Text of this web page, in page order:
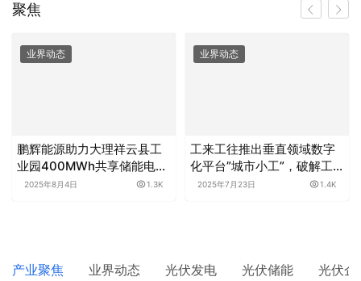
聚焦
业界动态
工来工往推出垂直领域数字
化平台”城市小工”，破解工
业安装行业资源匹配难题
2025年7月23日 1.4K
产业聚焦
重磅！越疆全球首推“人形
+机械臂+六足”具身智能平
台，场景落地最优解
2025年7月10日 10.4K
产业聚焦 业界动态 光伏发电 光伏储能 光伏企